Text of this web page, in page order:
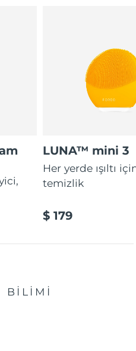
LUNA™ mini 3
Her yerde ışıltı
temizlik
$ 179
BILIMI